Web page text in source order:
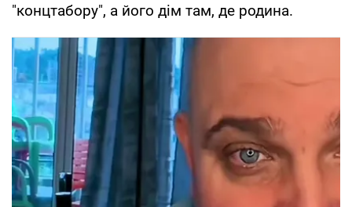
"концтабору", а його дім там, де родина.